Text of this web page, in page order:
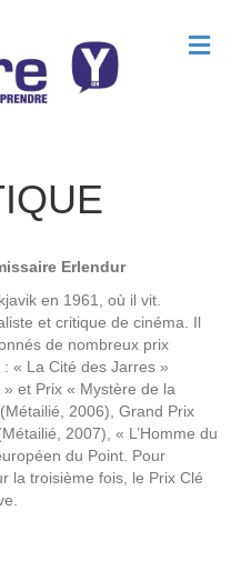
M
e
Erlendur
en 1961, où il vit.
et critique de cinéma. Il
de nombreux prix
« La Cité des Jarres »
et Prix « Mystère de la
2006), Grand Prix
2007), « L’Homme du
du Point. Pour
la troisième fois, le Prix Clé